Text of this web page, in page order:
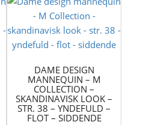
DAME DESIGN
MANNEQUIN – M
COLLECTION –
SKANDINAVISK LOOK –
STR. 38 – YNDEFULD –
FLOT – SIDDENDE